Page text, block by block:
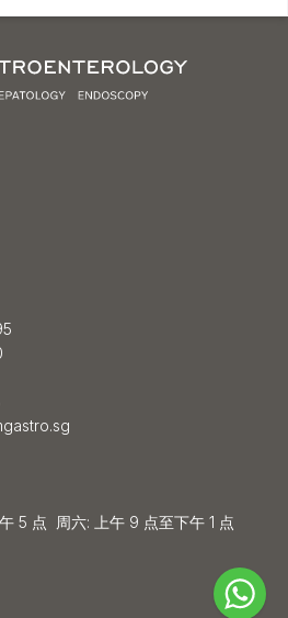
5 点
周六: 上午 9 点至下午 1 点